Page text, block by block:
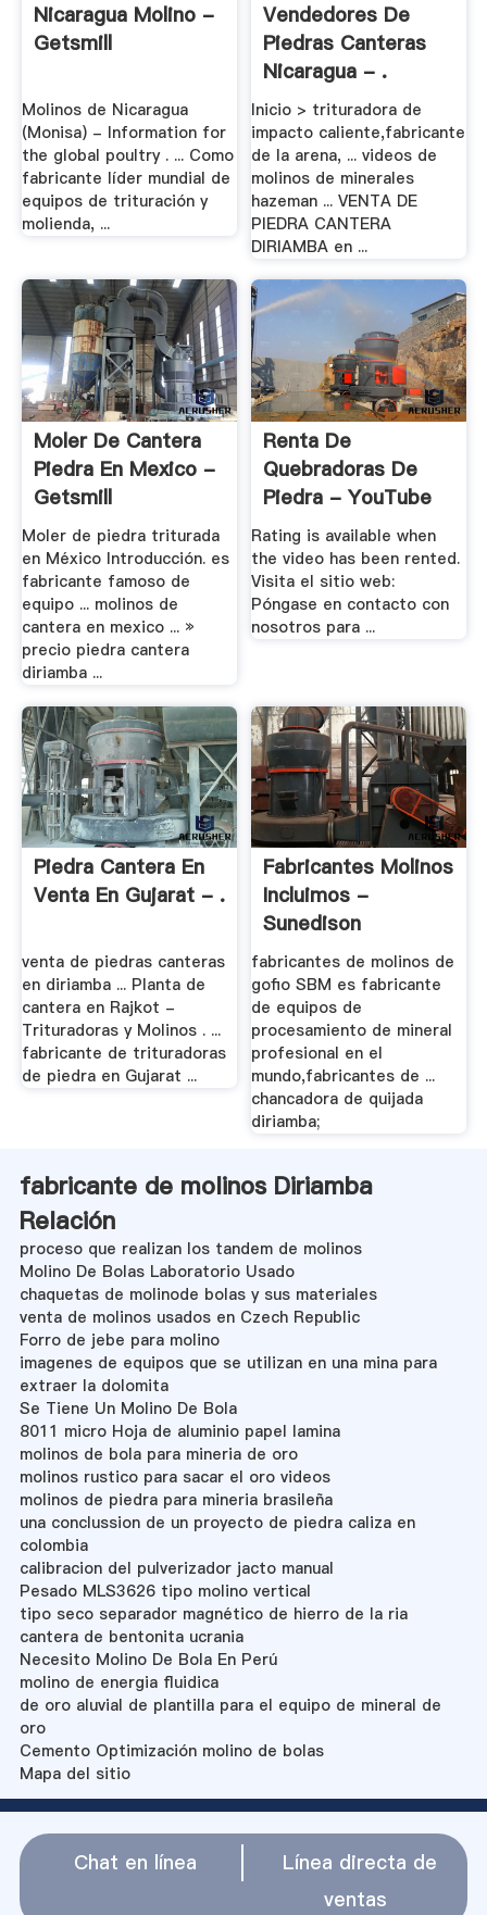
Nicaragua Molino -
Getsmill
Molinos de Nicaragua
(Monisa) - Information for
the global poultry . ... Como
fabricante líder mundial de
equipos de trituración y
molienda, ...
Vendedores De
Piedras Canteras
Nicaragua - .
Inicio > trituradora de
impacto caliente,fabricante
de la arena, ... videos de
molinos de minerales
hazeman ... VENTA DE
PIEDRA CANTERA
DIRIAMBA en ...
Moler De Cantera
Piedra En Mexico -
Getsmill
Moler de piedra triturada
en México Introducción. es
fabricante famoso de
equipo ... molinos de
cantera en mexico ... »
precio piedra cantera
diriamba ...
Renta De
Quebradoras De
Piedra - YouTube
Rating is available when
the video has been rented.
Visita el sitio web:
Póngase en contacto con
nosotros para ...
Piedra Cantera En
Venta En Gujarat - .
venta de piedras canteras
en diriamba ... Planta de
cantera en Rajkot -
Trituradoras y Molinos . ...
fabricante de trituradoras
de piedra en Gujarat ...
Fabricantes Molinos
Incluimos -
Sunedison
fabricantes de molinos de
gofio SBM es fabricante
de equipos de
procesamiento de mineral
profesional en el
mundo,fabricantes de ...
chancadora de quijada
diriamba;
fabricante de molinos Diriamba
Relación
proceso que realizan los tandem de molinos
Molino De Bolas Laboratorio Usado
chaquetas de molinode bolas y sus materiales
venta de molinos usados en Czech Republic
Forro de jebe para molino
imagenes de equipos que se utilizan en una mina para
extraer la dolomita
Se Tiene Un Molino De Bola
8011 micro Hoja de aluminio papel lamina
molinos de bola para mineria de oro
molinos rustico para sacar el oro videos
molinos de piedra para mineria brasileña
una conclussion de un proyecto de piedra caliza en
colombia
calibracion del pulverizador jacto manual
Pesado MLS3626 tipo molino vertical
tipo seco separador magnético de hierro de la ria
cantera de bentonita ucrania
Necesito Molino De Bola En Perú
molino de energia fluidica
de oro aluvial de plantilla para el equipo de mineral de
oro
Cemento Optimización molino de bolas
Mapa del sitio
Chat en línea
Línea directa de
ventas